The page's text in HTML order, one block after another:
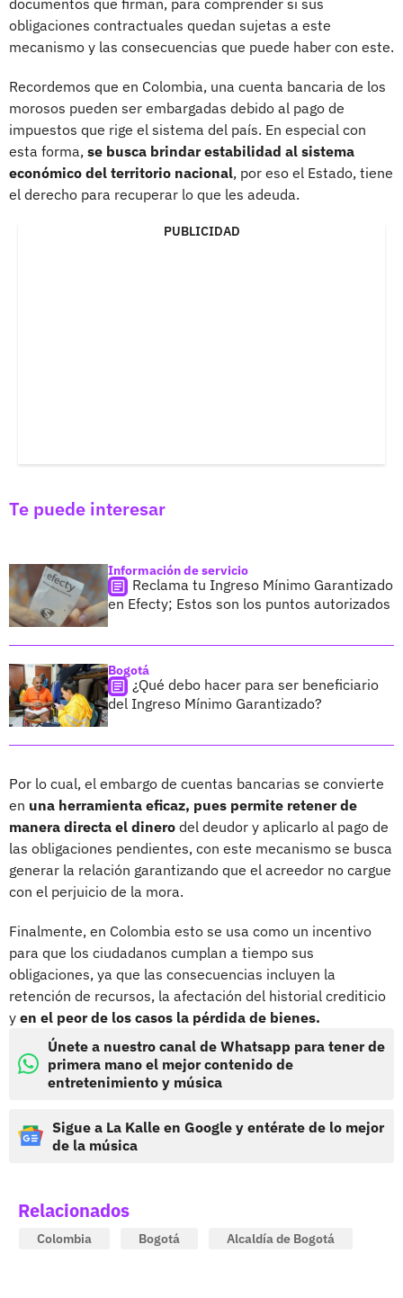
obligaciones contractuales quedan sujetas a este
mecanismo y las consecuencias que puede haber con este.
Recordemos que en Colombia, una cuenta bancaria de los
morosos pueden ser embargadas debido al pago de
impuestos que rige el sistema del país. En especial con
esta forma, se busca brindar estabilidad al sistema
económico del territorio nacional, por eso el Estado, tiene
el derecho para recuperar lo que les adeuda.
PUBLICIDAD
Te puede interesar
Información de servicio
Reclama tu Ingreso Mínimo Garantizado
en Efecty; Estos son los puntos autorizados
Bogotá
¿Qué debo hacer para ser beneficiario
del Ingreso Mínimo Garantizado?
Por lo cual, el embargo de cuentas bancarias se convierte
en una herramienta eficaz, pues permite retener de
manera directa el dinero del deudor y aplicarlo al pago de
las obligaciones pendientes, con este mecanismo se busca
generar la relación garantizando que el acreedor no cargue
con el perjuicio de la mora.
Finalmente, en Colombia esto se usa como un incentivo
para que los ciudadanos cumplan a tiempo sus
obligaciones, ya que las consecuencias incluyen la
retención de recursos, la afectación del historial crediticio
y en el peor de los casos la pérdida de bienes.
Únete a nuestro canal de Whatsapp para tener de
primera mano el mejor contenido de
entretenimiento y música
Sigue a La Kalle en Google y entérate de lo mejor
de la música
Relacionados
Colombia Bogotá Alcaldía de Bogotá